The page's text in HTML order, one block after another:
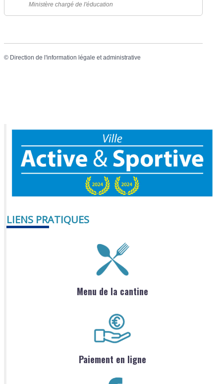
Ministère chargé de l'éducation
© Direction de l'information légale et administrative
LIENS PRATIQUES
Menu de la cantine
Paiement en ligne